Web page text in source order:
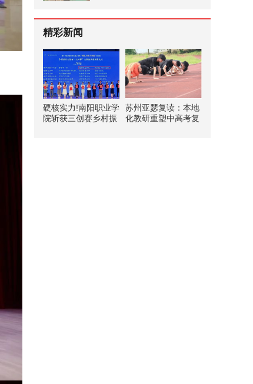
精彩新闻
硬核实力!南阳职业学
院斩获三创赛乡村振
苏州亚瑟复读：本地
化教研重塑中高考复